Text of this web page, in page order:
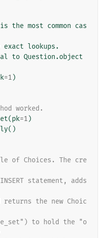
the most common cas
lookups.
to Question.object
=1)
worked.
(pk=1)
()
of Choices. The cre
statement, adds
the new Choic
to hold the "o